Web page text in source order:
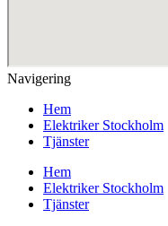
Navigering
Hem
Elektriker Stockholm
Tjänster
Hem
Elektriker Stockholm
Tjänster